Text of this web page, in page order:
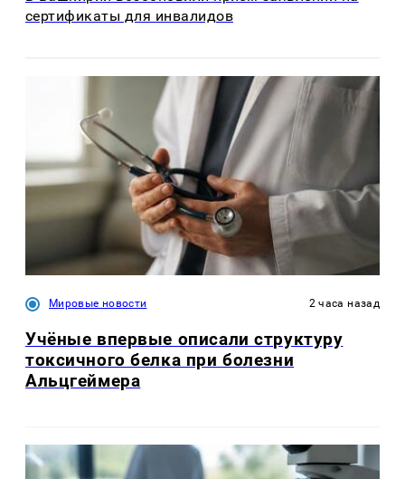
сертификаты для инвалидов
Мировые новости 2 часа назад
Учёные впервые описали структуру
токсичного белка при болезни
Альцгеймера